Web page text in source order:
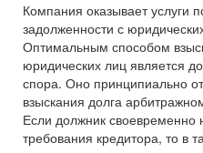
Компания оказывает услуги
задолженности с
Оптимальным способом
юридических лиц является
спора. Оно принципиально
взыскания долга
Если должник своевременно
требования кредитора, то в